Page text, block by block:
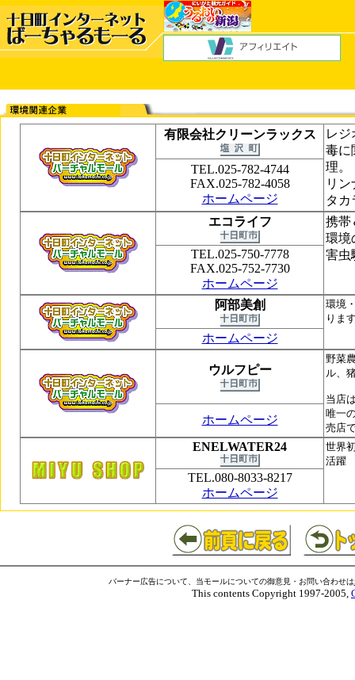
有限会社クリーンラックス
レジ
毒に
理。
リ
タカ
TEL.025-782-4744
FAX.025-782-4058
ホームページ
エコライフ
携帯
環境
害虫
TEL.025-750-7778
FAX.025-752-7730
ホームページ
阿部美創
環境
りま
ホームページ
ウルフピー
野菜
ル、
当店
唯一
売店
ホームページ
ENELWATER24
世界
活躍
TEL.080-8033-8217
ホームページ
バーナー広告について、当モールについての御意見・お問い合わせは
This contents Copyright 1997-2005,